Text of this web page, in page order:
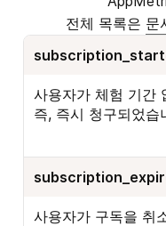
전체 목록은 문
사용자가 체험 기간
즉, 즉시 청구되었습
사용자가 구독을 취